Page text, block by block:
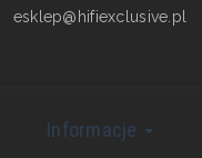
esklep@hifiexclusive.pl
Informacje